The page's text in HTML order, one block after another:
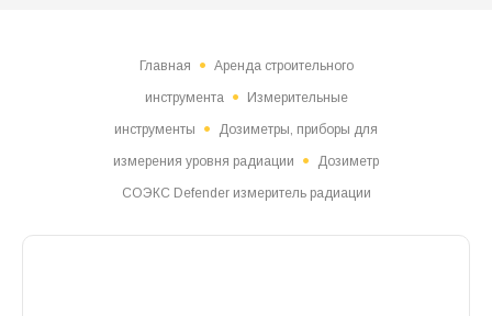
Главная Аренда строительного
инструмента Измерительные
инструменты Дозиметры, приборы для
измерения уровня радиации Дозиметр
СОЭКС Defender измеритель радиации